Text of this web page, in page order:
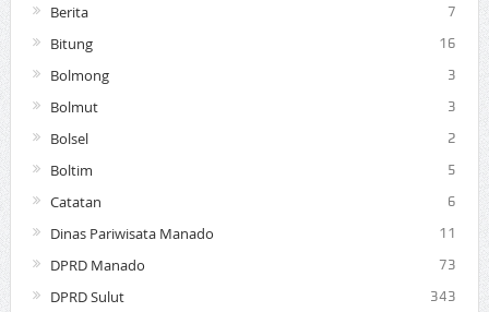
Berita 7
Bitung 16
Bolmong 3
Bolmut 3
Bolsel 2
Boltim 5
Catatan 6
Dinas Pariwisata Manado 11
DPRD Manado 73
DPRD Sulut 343